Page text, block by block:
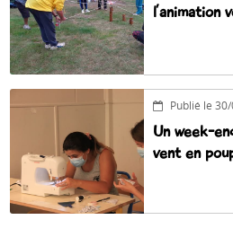
l’animation
Publié le
Un week-
vent en